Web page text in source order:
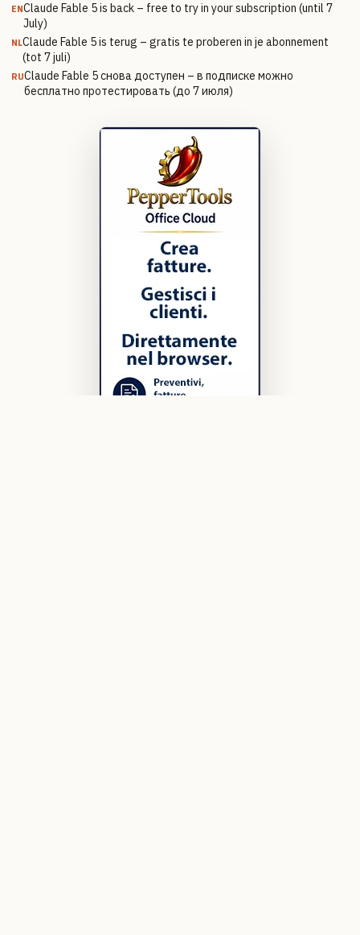
ENClaude Fable 5 is back – free to try in your subscription (until 7
July)
NLClaude Fable 5 is terug – gratis te proberen in je abonnement
(tot 7 juli)
RUClaude Fable 5 снова доступен – в подписке можно
бесплатно протестировать (до 7 июля)